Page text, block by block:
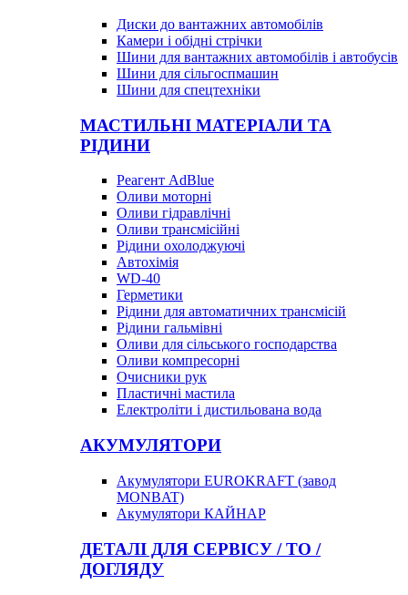
Диски до вантажних автомобілів
Камери і обідні стрічки
Шини для вантажних автомобілів і автобусів
Шини для сільгоспмашин
Шини для спецтехніки
МАСТИЛЬНІ МАТЕРІАЛИ ТА
РІДИНИ
Реагент AdBlue
Оливи моторні
Оливи гідравлічні
Оливи трансмісійні
Рідини охолоджуючі
Автохімія
WD-40
Герметики
Рідини для автоматичних трансмісій
Рідини гальмівні
Оливи для сільського господарства
Оливи компресорні
Очисники рук
Пластичні мастила
Електроліти і дистильована вода
АКУМУЛЯТОРИ
Акумулятори EUROKRAFT (завод
MONBAT)
Акумулятори КАЙНАР
ДЕТАЛІ ДЛЯ СЕРВІСУ / ТО /
ДОГЛЯДУ